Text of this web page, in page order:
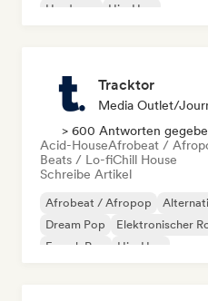
Hardcore
Hip-Hop
Tracktor
Media Outlet/
> 600 Antworten
Acid-HouseAfrobeat /
Beats / Lo-fiChill House
Schreibe Artikel
Afrobeat / Afropop
Dream Pop
Elektronischer
French Pop
Hip-Hop